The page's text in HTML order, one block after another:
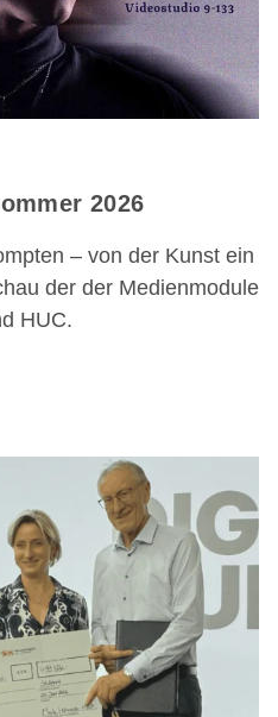
2026
– von der Kunst ein
der der Medienmodule
HUC.